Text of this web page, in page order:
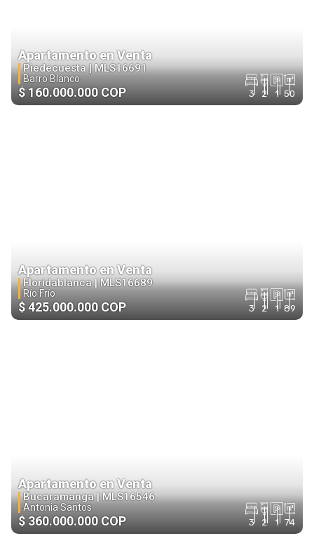
Apartamento en Venta
Piedecuesta |MLS16691
Barro Blanco
$ 160.000.000 COP 3 2 1 50
Apartamento en Venta
Floridablanca |MLS16689
Río Frío
$ 425.000.000 COP 3 2 1 89
Apartamento en Venta
Bucaramanga |MLS16546
Antonia Santos
$ 360.000.000 COP 3 2 1 74